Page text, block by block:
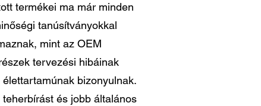
termékei ma már minden
tanúsítványokkal
mint az OEM
tervezési hibáinak
bizonyulnak.
és jobb általános